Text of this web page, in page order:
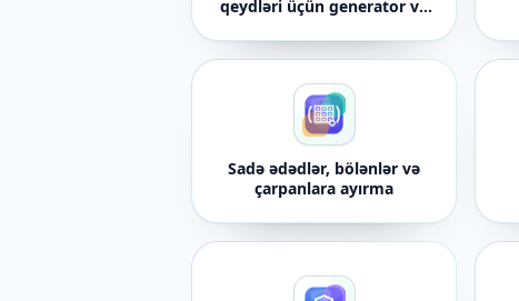
qeydləri üçün generator və
Sadə ədədlər, bölənlər və
çarpanlara ayırma